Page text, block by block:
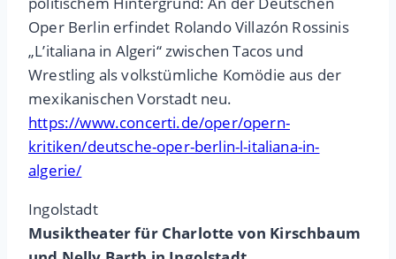
Oper Berlin erfindet Rolando Villazón Rossinis
„L’italiana in Algeri“ zwischen Tacos und
Wrestling als volkstümliche Komödie aus der
mexikanischen Vorstadt neu.
https://www.concerti.de/oper/opern-
kritiken/deutsche-oper-berlin-l-italiana-in-
algerie/
Ingolstadt
Musiktheater für Charlotte von Kirschbaum